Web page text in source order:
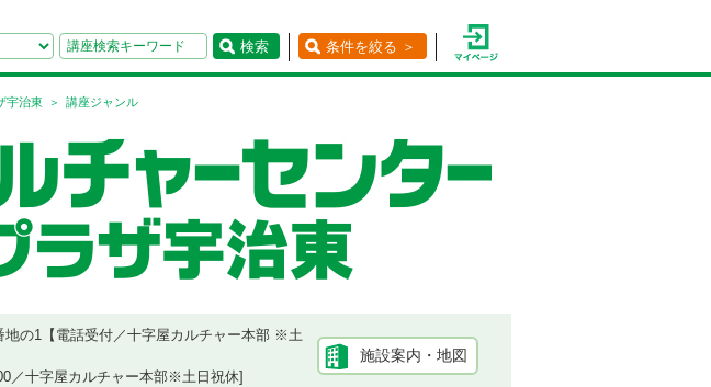
検索 条件を絞る ＞
宇治東 講座ジャンル
地の1【電話受付／十字屋カルチャー本部 ※土
／十字屋カルチャー本部※土日祝休]
施設案内・地図